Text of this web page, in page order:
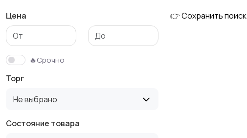
Футболки и поло Штаны и шорты
Цена
🔥Срочно
Торг
Не выбрано
Состояние товара
👉 Сохранить поиск